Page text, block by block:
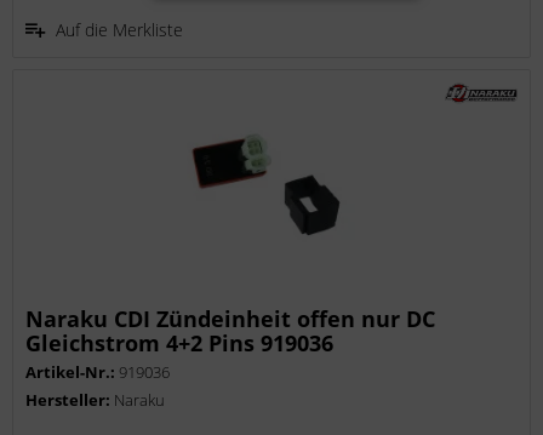
Auf die Merkliste
Naraku CDI Zündeinheit offen nur DC
Gleichstrom 4+2 Pins 919036
Artikel-Nr.: 919036
Hersteller: Naraku